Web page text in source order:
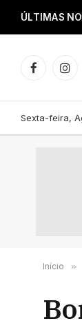
ÚLTIMAS
Facebook
Sexta-feira,
Início »